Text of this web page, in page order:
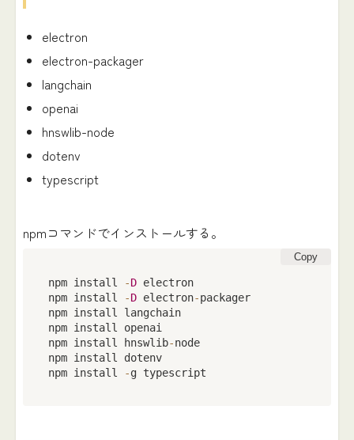
electron
electron-packager
langchain
openai
hnswlib-node
dotenv
typescript
npmコマンドでインストールする。
Copy
npm install -D electron
npm install
-D electron-packager
npm install langchain
npm install openai
npm install hnswlib-node
npm install dotenv
npm install
-g typescript